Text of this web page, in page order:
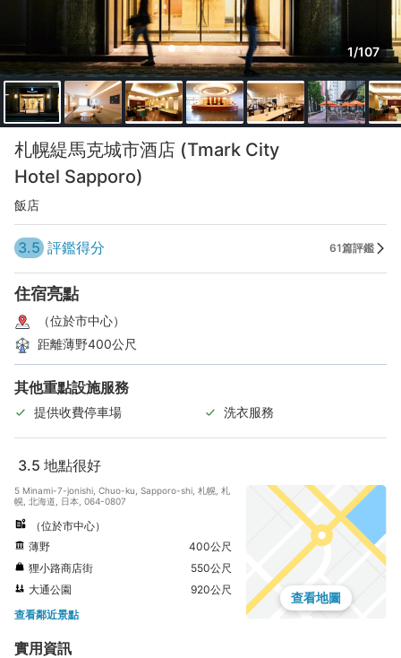
1/107
札幌緹馬克城市酒店 (Tmark City
Hotel Sapporo)
飯店
3.5 評鑑得分 61篇評鑑
住宿亮點
（位於市中心）
距離薄野400公尺
其他重點設施服務
提供收費停車場 洗衣服務
3.5 地點很好
5 Minami-7-jonishi, Chuo-ku, Sapporo-shi, 札幌, 札
幌, 北海道, 日本, 064-0807
（位於市中心）
薄野
400公尺
狸小路商店街
550公尺
大通公園
920公尺
查看鄰近景點
查看地圖
實用資訊